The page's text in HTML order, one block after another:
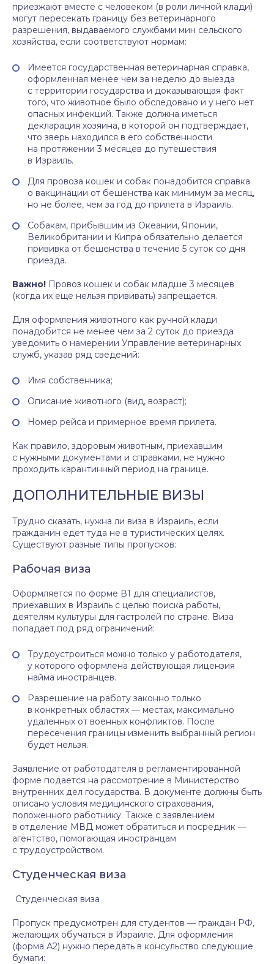
приезжают вместе с человеком (в роли личной клади)
могут пересекать границу без ветеринарного
разрешения, выдаваемого службами мин сельского
хозяйства, если соответствуют нормам:
Имеется государственная ветеринарная справка,
оформленная менее чем за неделю до выезда
с территории государства и доказывающая факт
того, что животное было обследовано и у него нет
опасных инфекций. Также должна иметься
декларация хозяина, в которой он подтверждает,
что зверь находился в его собственности
на протяжении 3 месяцев до путешествия
в Израиль.
Для провоза кошек и собак понадобится справка
о вакцинации от бешенства как минимум за месяц,
но не более, чем за год до прилета в Израиль.
Собакам, прибывшим из Океании, Японии,
Великобритании и Кипра обязательно делается
прививка от бешенства в течение 5 суток со дня
приезда.
Важно! Провоз кошек и собак младше 3 месяцев
(когда их еще нельзя прививать) запрещается.
Для оформления животного как ручной клади
понадобится не менее чем за 2 суток до приезда
уведомить о намерении Управление ветеринарных
служб, указав ряд сведений:
Имя собственника;
Описание животного (вид, возраст);
Номер рейса и примерное время прилета.
Как правило, здоровым животным, приехавшим
с нужными документами и справками, не нужно
проходить карантинный период на границе.
ДОПОЛНИТЕЛЬНЫЕ ВИЗЫ
Трудно сказать, нужна ли виза в Израиль, если
гражданин едет туда не в туристических целях.
Существуют разные типы пропусков:
Рабочая виза
Оформляется по форме В1 для специалистов,
приехавших в Израиль с целью поиска работы,
деятелям культуры для гастролей по стране. Виза
попадает под ряд ограничений:
Трудоустроиться можно только у работодателя,
у которого оформлена действующая лицензия
найма иностранцев.
Разрешение на работу законно только
в конкретных областях — местах, максимально
удаленных от военных конфликтов. После
пересечения границы изменить выбранный регион
будет нельзя.
Заявление от работодателя в регламентированной
форме подается на рассмотрение в Министерство
внутренних дел государства. В документе должны быть
описано условия медицинского страхования,
положенного работнику. Также с заявлением
в отделение МВД может обратиться и посредник —
агентство, помогающая иностранцам
с трудоустройством.
Студенческая виза
Студенческая виза
Пропуск предусмотрен для студентов — граждан РФ,
желающих обучаться в Израиле. Для оформления
(форма А2) нужно передать в консульство следующие
бумаги: